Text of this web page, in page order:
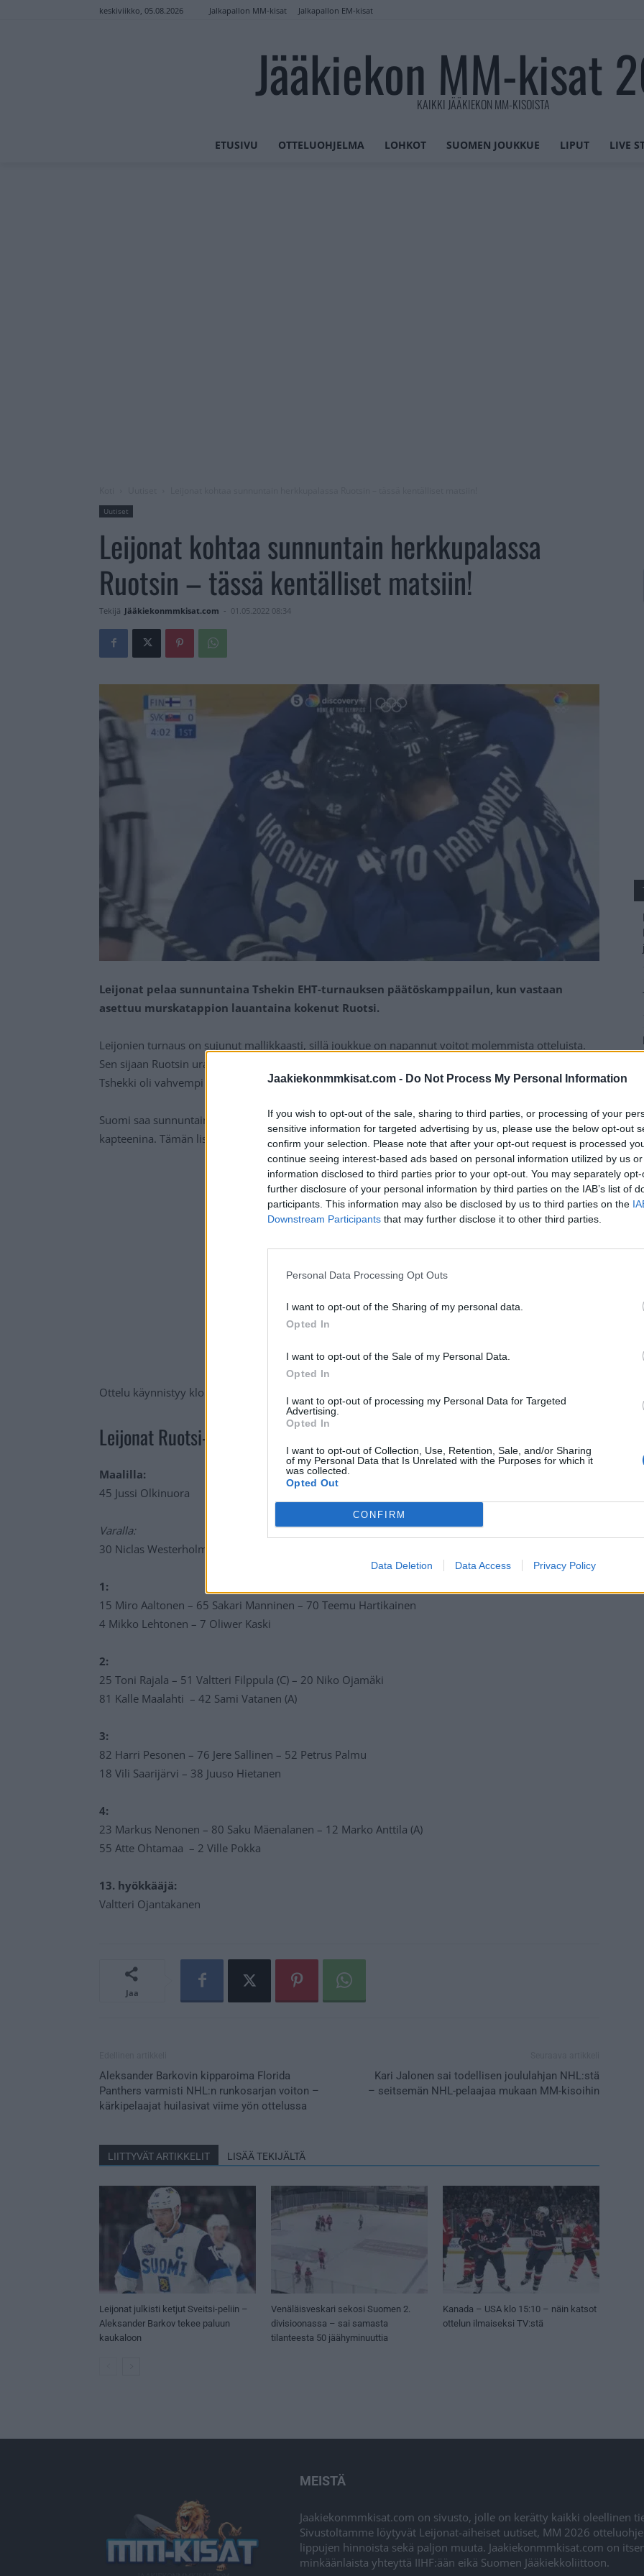
Jaakiekonmmkisat.com - Do Not Process My Personal Information
If you wish to opt-out of the sale, sharing to third parties, or processing of your
sensitive information for targeted advertising by us, please use the below opt-out
confirm your selection. Please note that after your opt-out request is processed
continue seeing interest-based ads based on personal information utilized by us
information disclosed to third parties prior to your opt-out. You may separately
further disclosure of your personal information by third parties on the IAB’s list of
participants. This information may also be disclosed by us to third parties on the
Downstream Participants that may further disclose it to other third parties.
Personal Data Processing Opt Outs
I want to opt-out of the Sharing of my personal data.
Opted In
I want to opt-out of the Sale of my Personal Data.
Opted In
I want to opt-out of processing my Personal Data for Targeted
Advertising.
Opted In
I want to opt-out of Collection, Use, Retention, Sale, and/or Sharing
of my Personal Data that Is Unrelated with the Purposes for which it
was collected.
Opted Out
CONFIRM
Data Deletion Data Access Privacy Policy
keskiviikko, 05.08.2026 Jalkapallon MM-kisat Jalkapallon EM-kisat
Jääkiekon MM-kisat
KAIKKI JÄÄKIEKON MM-KISOISTA
ETUSIVU OTTELUOHJELMA LOHKOT SUOMEN JOUKKUE LIPUT LIVE
Uutiset
Leijonat kohtaa sunnuntain herkkupalassa
Ruotsin – tässä kentälliset matsiin!
Tekijä Jääkiekonmmkisat.com - 01.05.2022 08:34
Leijonat pelaa sunnuntaina Tshekin EHT-turnauksen päätöskamppailun, kun vastaan
asettuu murskatappion lauantaina kokenut Ruotsi.
Leijonien turnaus on sujunut mallikkaasti, sillä joukkue on napannut voitot molemmista otteluista.
Sen sijaan Ruotsin urakka on ollut kaikkea muuta kuin positiivinen, sillä Itävalta kaatui vain 1-0 ja
Tshekki oli vahvempi murskaluvuin 9-3.
Suomi saa sunnuntaina kaukaloon viime ottelussa levänneenValtteri Filppulan, joka toimii myös
kapteenina. Tämän lisäksi muun muassa
Sami Vatanennähdään jälleen takaisin tositoimissa.
Mainos:
Ottelu käynnistyy klo 13:00 ja se tulee suorana lähetyksenä TV5:n ja Discovery+:n kautta.
Leijonat Ruotsi-otteluun:
Maalilla:
45 Jussi Olkinuora
Varalla:
30 Niclas Westerholm
1:
15 Miro Aaltonen – 65 Sakari Manninen – 70 Teemu Hartikainen
4 Mikko Lehtonen – 7 Oliwer Kaski
2:
25 Toni Rajala – 51 Valtteri Filppula (C) – 20 Niko Ojamäki
81 Kalle Maalahti – 42 Sami Vatanen (A)
3:
82 Harri Pesonen – 76 Jere Sallinen – 52 Petrus Palmu
18 Vili Saarijärvi – 38 Juuso Hietanen
4:
23 Markus Nenonen – 80 Saku Mäenalanen – 12 Marko Anttila (A)
55 Atte Ohtamaa – 2 Ville Pokka
13. hyökkääjä:
Valtteri Ojantakanen
Jaa
Aleksander Barkovin kipparoima Florida
Panthers varmisti NHL:n runkosarjan voiton –
kärkipelaajat huilasivat viime yön ottelussa
Kari Jalonen sai todellisen joululahjan NHL:stä
– seitsemän NHL-pelaajaa mukaan MM-kisoihin
LIITTYVÄT ARTIKKELIT LISÄÄ TEKIJÄLTÄ
Leijonat julkisti ketjut Sveitsi-peliin –
Aleksander Barkov tekee paluun
kaukaloon
Venäläisveskari sekosi Suomen 2.
divisioonassa – sai samasta
tilanteesta 50 jäähyminuuttia
Kanada – USA klo 15:10 – näin katsot
ottelun ilmaiseksi TV:stä
MEISTÄ
Jaakiekonmmkisat.com on sivusto, jolle on kerätty kaikki oleellinen
Sivustoltamme löytyvät Leijonat-aiheiset uutiset, MM 2026
lippujen hinnoista sekä paljon muuta. Jaakiekonmmkisat.com on
minkäänlaista yhteyttä IIHF:ään eikä Suomen Jääkiekkoliittoon.